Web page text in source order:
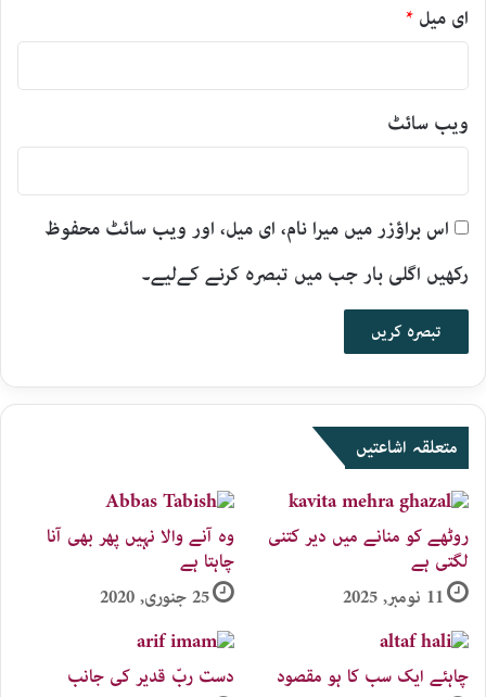
ای میل *
ویب‌ سائٹ
اس براؤزر میں میرا نام، ای میل، اور ویب سائٹ محفوظ
رکھیں اگلی بار جب میں تبصرہ کرنے کےلیے۔
متعلقہ اشاعتیں
روٹھے کو منانے میں دیر کتنی
لگتی ہے
11 نومبر, 2025
وہ آنے والا نہیں پھر بھی آنا
چاہتا ہے
25 جنوری, 2020
چاہئے ایک سب کا ہو مقصود
دست ربّ قدیر کی جانب